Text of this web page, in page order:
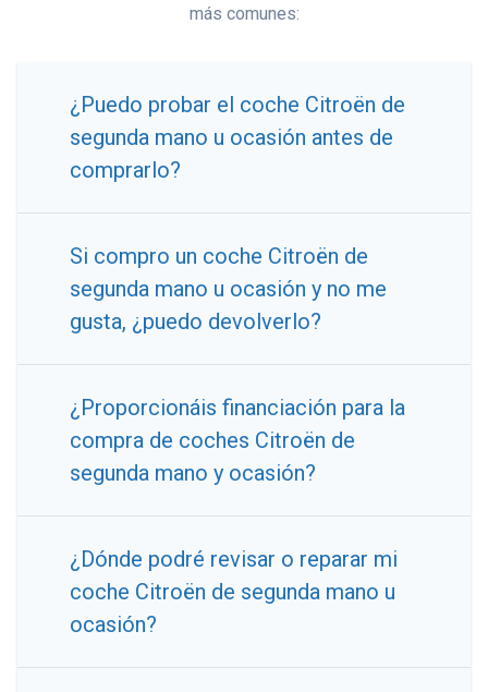
más comunes:
¿Puedo probar el coche Citroën de
segunda mano u ocasión antes de
comprarlo?
Si compro un coche Citroën de
segunda mano u ocasión y no me
gusta, ¿puedo devolverlo?
¿Proporcionáis financiación para la
compra de coches Citroën de
segunda mano y ocasión?
¿Dónde podré revisar o reparar mi
coche Citroën de segunda mano u
ocasión?